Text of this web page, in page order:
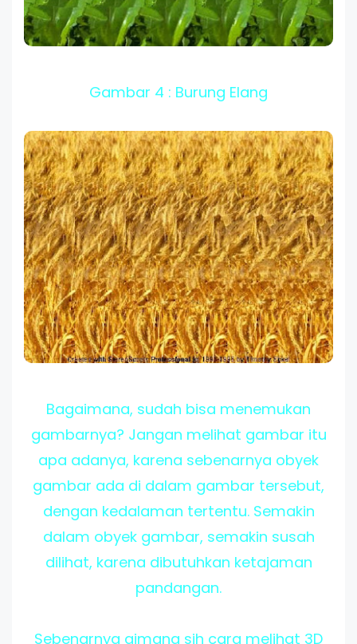
Gambar 4 : Burung Elang
Bagaimana, sudah bisa menemukan
gambarnya? Jangan melihat gambar itu
apa adanya, karena sebenarnya obyek
gambar ada di dalam gambar tersebut,
dengan kedalaman tertentu. Semakin
dalam obyek gambar, semakin susah
dilihat, karena dibutuhkan ketajaman
pandangan.
Sebenarnya gimana sih cara melihat 3D